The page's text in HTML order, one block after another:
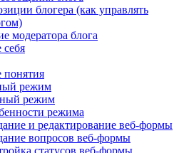
блогера (как управлять
модератора блога
себя
режим
режим
режима
и редактирование веб-формы
вопросов веб-формы
статусов веб-формы